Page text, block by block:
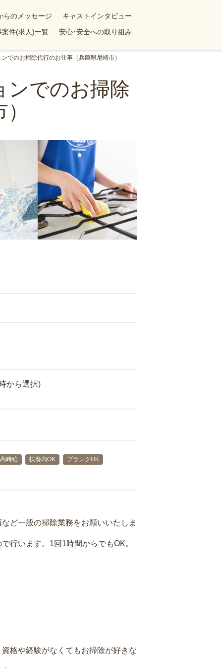
らのメッセージ
キャストインタビュー
案件(求人)一覧 安心･安全への取り組み
でのお掃除代行のお仕事（兵庫県尼崎市）
ンでのお掃除
から選択)
高時給 扶養内OK
ブランクOK
ど一般の掃除業務をお願いいたしま
行います。1回1時間からでもOK。
格や経験がなくてもお掃除が好きな